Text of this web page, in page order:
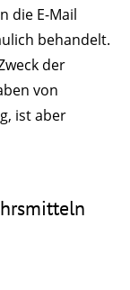
die E-Mail
behandelt.
der
von
ist aber